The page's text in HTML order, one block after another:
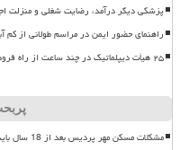
پزشکی دیگر درآمد، رضایت شغلی و منزلت
راهنمای حضور ایمن در مراسم طولانی از کم
۲۵ هیأت دیپلماتیک در چند ساعت از راه فرودگاه مهرآباد پذیرش شدند
مشکلات مسکن مهر پردیس بعد از 18 سال باید حل شود